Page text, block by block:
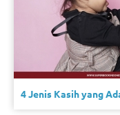
4 Jenis Kasih yang